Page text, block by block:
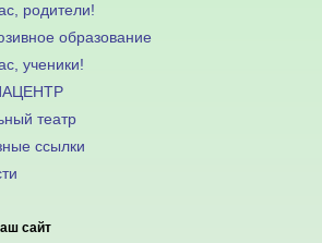
родители!
образование
ученики!
театр
ссылки
сайт